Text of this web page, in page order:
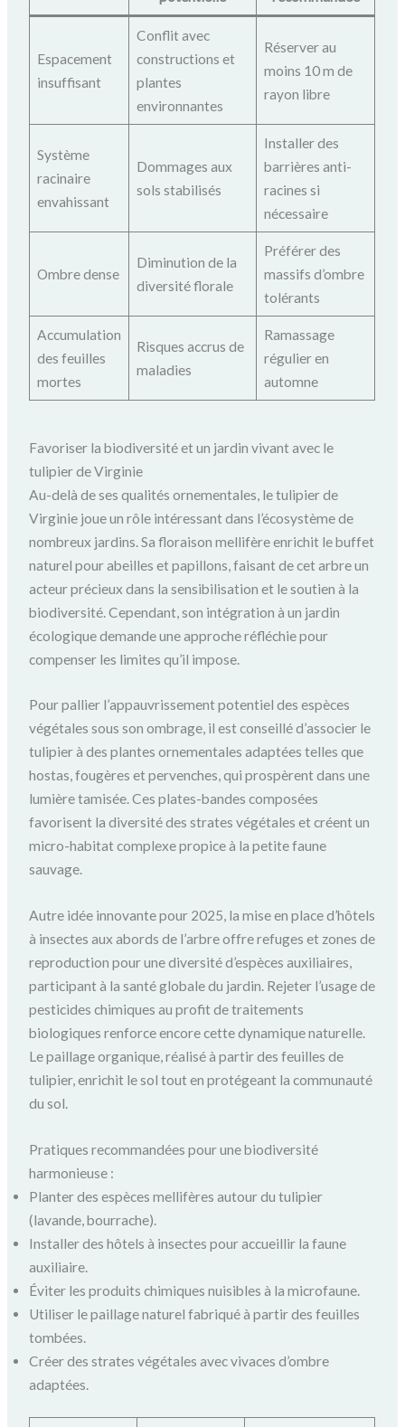
Espacement
insuffisant
Conflit avec
constructions et
plantes
environnantes
Réserver au
moins 10 m de
rayon libre
Système
racinaire
envahissant
Dommages aux
sols stabilisés
Installer des
barrières anti-
racines si
nécessaire
Ombre dense
Diminution de la
diversité florale
Préférer des
massifs d’ombre
tolérants
Accumulation
des feuilles
mortes
Risques accrus de
maladies
Ramassage
régulier en
automne
Favoriser la biodiversité et un jardin vivant avec le
tulipier de Virginie
Au-delà de ses qualités ornementales, le tulipier de
Virginie joue un rôle intéressant dans l’écosystème de
nombreux jardins. Sa floraison mellifère enrichit le buffet
naturel pour abeilles et papillons, faisant de cet arbre un
acteur précieux dans la sensibilisation et le soutien à la
biodiversité. Cependant, son intégration à un jardin
écologique demande une approche réfléchie pour
compenser les limites qu’il impose.
Pour pallier l’appauvrissement potentiel des espèces
végétales sous son ombrage, il est conseillé d’associer le
tulipier à des plantes ornementales adaptées telles que
hostas, fougères et pervenches, qui prospèrent dans une
lumière tamisée. Ces plates-bandes composées
favorisent la diversité des strates végétales et créent un
micro-habitat complexe propice à la petite faune
sauvage.
Autre idée innovante pour 2025, la mise en place d’hôtels
à insectes aux abords de l’arbre offre refuges et zones de
reproduction pour une diversité d’espèces auxiliaires,
participant à la santé globale du jardin. Rejeter l’usage de
pesticides chimiques au profit de traitements
biologiques renforce encore cette dynamique naturelle.
Le paillage organique, réalisé à partir des feuilles de
tulipier, enrichit le sol tout en protégeant la communauté
du sol.
Pratiques recommandées pour une biodiversité
harmonieuse :
Planter des espèces mellifères autour du tulipier
(lavande, bourrache).
Installer des hôtels à insectes pour accueillir la faune
auxiliaire.
Éviter les produits chimiques nuisibles à la microfaune.
Utiliser le paillage naturel fabriqué à partir des feuilles
tombées.
Créer des strates végétales avec vivaces d’ombre
adaptées.